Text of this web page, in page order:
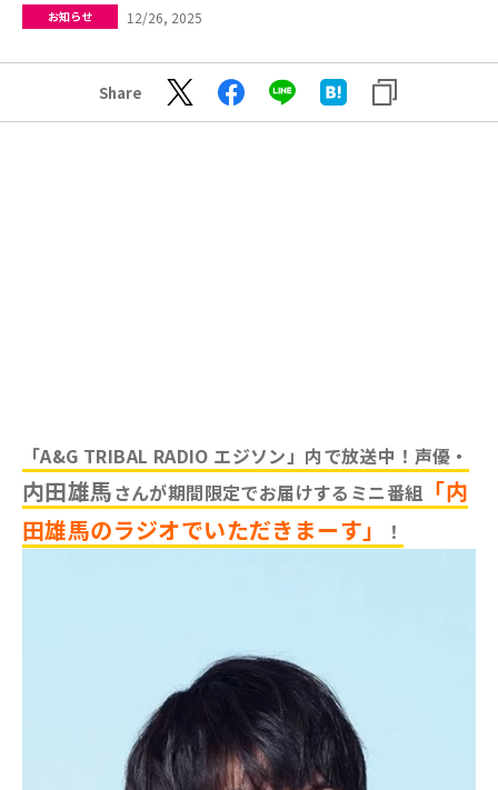
お知らせ 12/26, 2025
Share
「A&G TRIBAL RADIO エジソン」内で放送中！声優・
内田雄馬さんが期間限定でお届けするミニ番組 「内
田雄馬のラジオでいただきまーす」
！